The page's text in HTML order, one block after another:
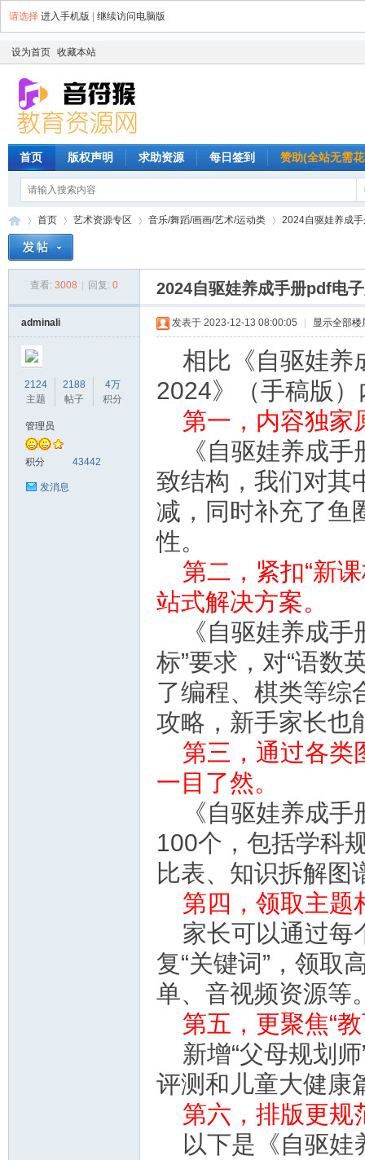
请选择 进入手机版 继续访问电脑版
设为首页 收藏本站
首页 版权声明 求助资源 每日签到 赞助(全站无需
首页
›
艺术资源专区 音乐/舞蹈/画画/艺术/运动类
›
2024自驱娃养成
查看: 3008 回复: 0 2024自驱娃养成手册pdf电
adminali
2124
主题
2188
帖子
4万
积分
管理员
积分 43442
发消息
发表于 2023-12-13 08:00:05 显示全部楼
相比《自驱娃养
2024》（手稿版
第一，内容独家
《自驱娃养成
致结构，我们对其
减，同时补充了鱼
性。
第二，紧扣“新
站式解决方案。
《自驱娃养成
标”要求，对“语数
了编程、棋类等综
攻略，新手家长也
第三，通过各类
一目了然。
《自驱娃养成
100个，包括学科
比表、知识拆解
第四，领取主题
家长可以通过每
复“关键词”，领取
单、音视频资源等
第五，更聚焦“
新增“父母规划
评测和儿童大健康
第六，排版更规
以下是《自驱